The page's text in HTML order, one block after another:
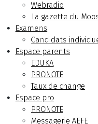
Webradio
La gazette du
Examens
Candidats
Espace parents
EDUKA
PRONOTE
Taux de change
Espace pro
PRONOTE
Messagerie AEFE